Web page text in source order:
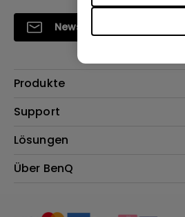
Newsletter abonnieren
Produkte
Beamer
Lampen
Webcams
Support
Kontakt
Reparaturservice
BenQ Blog
Lösungen
Für Unternehmen
Über BenQ
Nachhaltigkeit